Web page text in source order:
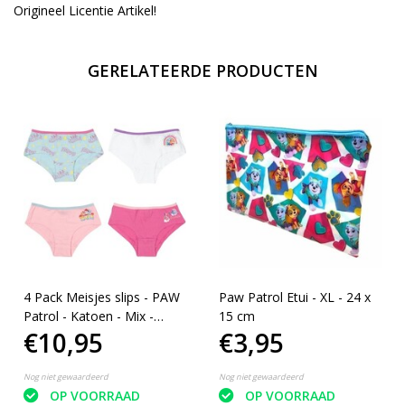
Origineel Licentie Artikel!
GERELATEERDE PRODUCTEN
4 Pack Meisjes slips - PAW
Patrol - Katoen - Mix -
Maat 110/116
€10,95
Nog niet gewaardeerd
OP VOORRAAD
Paw Patrol Etui - XL - 24 x
15 cm
€3,95
Nog niet gewaardeerd
OP VOORRAAD